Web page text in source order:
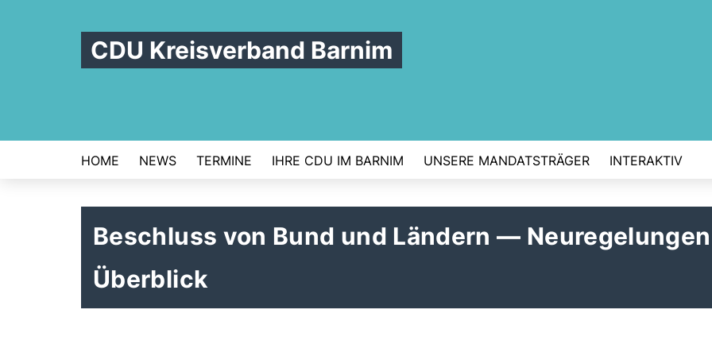
CDU Kreisverband Barnim
HOME NEWS TERMINE IHRE CDU IM BARNIM UNSERE MANDATSTRÄGER INTERAKTIV
Beschluss von Bund und Ländern —
Überblick